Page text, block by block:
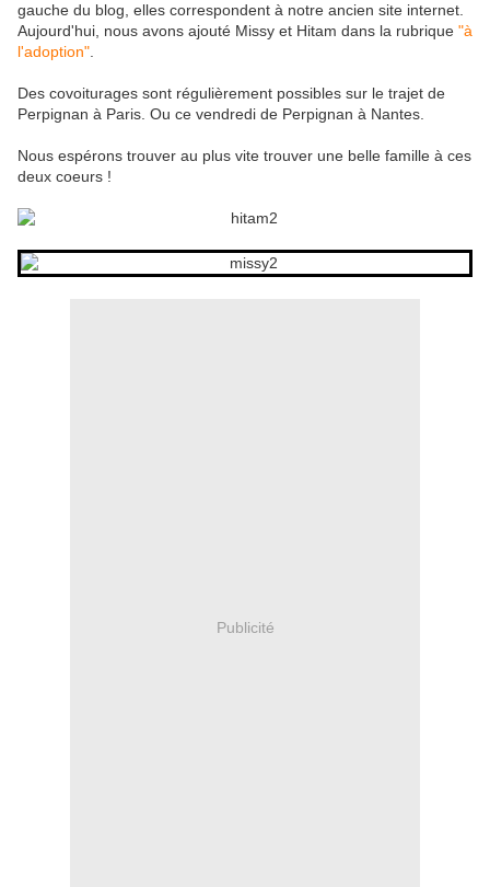
gauche du blog, elles correspondent à notre ancien site internet.
Aujourd'hui, nous avons ajouté Missy et Hitam dans la rubrique "à
l'adoption"
Des covoiturages sont régulièrement possibles sur le trajet de
Perpignan à Paris. Ou ce vendredi de Perpignan à Nantes.
Nous espérons trouver au plus vite trouver une belle famille à ces
deux coeurs !
Publicité